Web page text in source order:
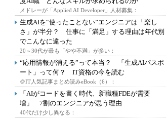
メドレーが「Applied AI Developer」人材募集：
生成AIを“使ったことない”エンジニアは「楽し
さ」が半分？ 仕事に「満足」する理由は年代別
でこんなに違った
20～30代が最も「やや不満」が多い：
“応用情報が消える”って本当？ 「生成AIパスポ
ート」って何？ IT資格の今を読む
＠IT人気記事まとめ読みeBook（6）：
「AIがコードを書く時代、新職種FDEが需要
増」 7割のエンジニアが思う理由
40代だけ少し異なる：